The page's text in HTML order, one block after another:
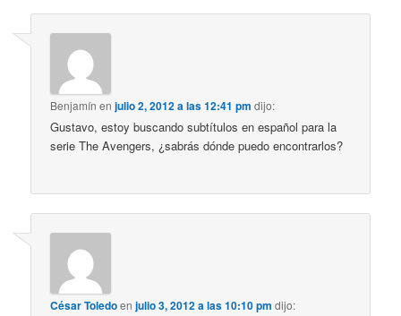
Benjamín enjulio 2, 2012 a las 12:41 pm dijo:
Gustavo, estoy buscando subtítulos en español para la
serie The Avengers, ¿sabrás dónde puedo encontrarlos?
César Toledoenjulio 3, 2012 a las 10:10 pm dijo: